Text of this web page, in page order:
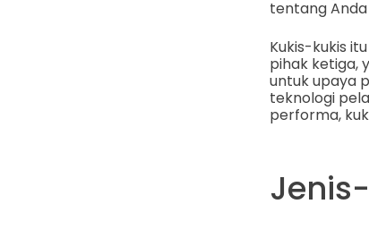
tentang
Kukis-kukis
pihak ketiga,
untuk upaya
teknologi
performa,